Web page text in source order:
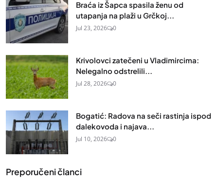
Braća iz Šapca spasila ženu od
utapanja na plaži u Grčkoj...
Jul 23, 2026 0
Krivolovci zatečeni u Vladimircima:
Nelegalno odstrelili...
Jul 28, 2026 0
Bogatić: Radova na seči rastinja ispod
dalekovoda i najava...
Jul 10, 2026 0
Preporučeni članci